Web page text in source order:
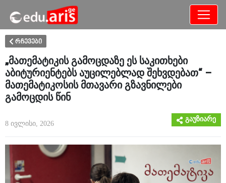
განათლება
რჩევები
„მათემატიკის გამოცდაზე ეს საკითხები
აბიტურიენტებს აუცილებლად შეხვდებათ“ –
მათემატიკოსის მთავარი გზავნილები
გამოცდის წინ
8 ივლისი, 2026
გაუზიარე